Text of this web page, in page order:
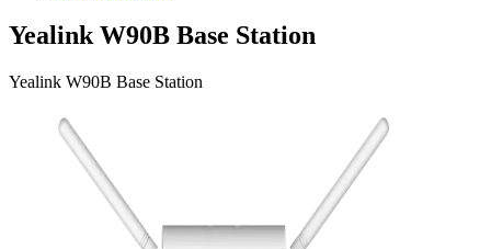
Yealink W90B Base Station
Yealink W90B Base Station